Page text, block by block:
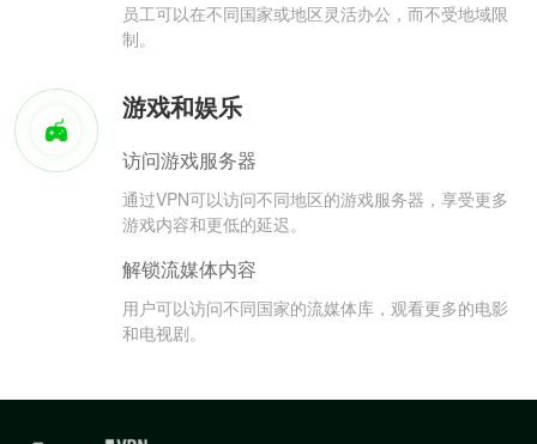
员工可以在不同国家或地区灵活办公，而不受地域限
制。
游戏和娱乐
访问游戏服务器
通过VPN可以访问不同地区的游戏服务器，享受更多
游戏内容和更低的延迟。
解锁流媒体内容
用户可以访问不同国家的流媒体库，观看更多的电影
和电视剧。